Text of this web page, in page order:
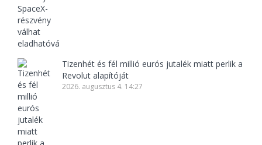
Tizenhét és fél millió eurós jutalék miatt perlik a
Revolut alapítóját
2026. augusztus 4. 14:27